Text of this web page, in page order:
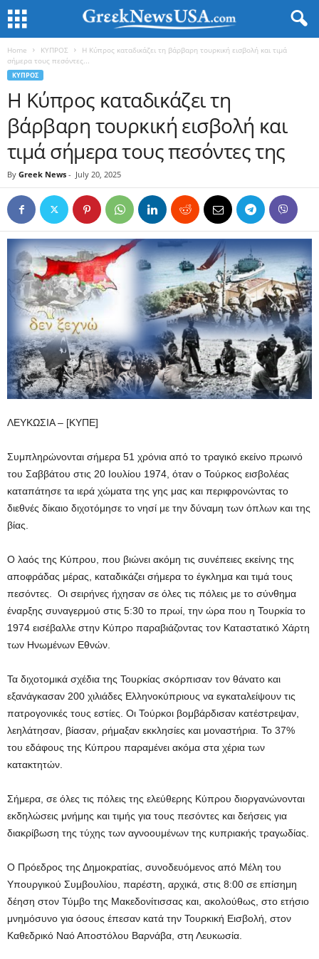
Home ΚΥΠΡΟΣ
Η Κύπρος καταδικάζει τη βάρβαρη τουρκική εισβολή και τιμά
σήμερα τους πεσόντες...
ΚΥΠΡΟΣ
Η Κύπρος καταδικάζει τη
βάρβαρη τουρκική εισβολή και
τιμά σήμερα τους πεσόντες της
By Greek News - July 20, 2025
ΛΕΥΚΩΣΙΑ – [ΚΥΠΕ]
Συμπληρώνονται σήμερα 51 χρόνια από το τραγικό εκείνο πρωινό
του Σαββάτου στις 20 Ιουλίου 1974, όταν ο Τούρκος εισβολέας
καταπάτησε τα ιερά χώματα της γης μας και περιφρονώντας το
διεθνές δίκαιο διχοτόμησε το νησί με την δύναμη των όπλων και της
βίας.
Ο λαός της Κύπρου, που βιώνει ακόμη τις συνέπειες εκείνης της
αποφράδας μέρας, καταδικάζει σήμερα το έγκλημα και τιμά τους
πεσόντες. Οι σειρήνες ήχησαν σε όλες τις πόλεις με το σύνθημα
έναρξης συναγερμού στις 5:30 το πρωί, την ώρα που η Τουρκία το
1974 εισέβαλλε στην Κύπρο παραβιάζοντας τον Καταστατικό Χάρτη
των Ηνωμένων Εθνών.
Τα διχοτομικά σχέδια της Τουρκίας σκόρπισαν τον θάνατο και
εξανάγκασαν 200 χιλιάδες Ελληνοκύπριους να εγκαταλείψουν τις
πατρογονικές τους εστίες. Οι Τούρκοι βομβάρδισαν κατέστρεψαν,
λεηλάτησαν, βίασαν, ρήμαξαν εκκλησίες και μοναστήρια. Το 37%
του εδάφους της Κύπρου παραμένει ακόμα στα χέρια των
κατακτητών.
Σήμερα, σε όλες τις πόλεις της ελεύθερης Κύπρου διοργανώνονται
εκδηλώσεις μνήμης και τιμής για τους πεσόντες και δεήσεις για
διακρίβωση της τύχης των αγνοουμένων της κυπριακής τραγωδίας.
Ο Πρόεδρος της Δημοκρατίας, συνοδευόμενος από Μέλη του
Υπουργικού Συμβουλίου, παρέστη, αρχικά, στις 8:00 σε επίσημη
δέηση στον Τύμβο της Μακεδονίτισσας και, ακολούθως, στο ετήσιο
μνημόσυνο για όσους έπεσαν κατά την Τουρκική Εισβολή, στον
Καθεδρικό Ναό Αποστόλου Βαρνάβα, στη Λευκωσία.